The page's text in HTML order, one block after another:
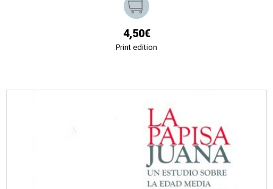
4,50€
Print edition